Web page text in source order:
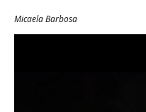
Micaela Barbosa